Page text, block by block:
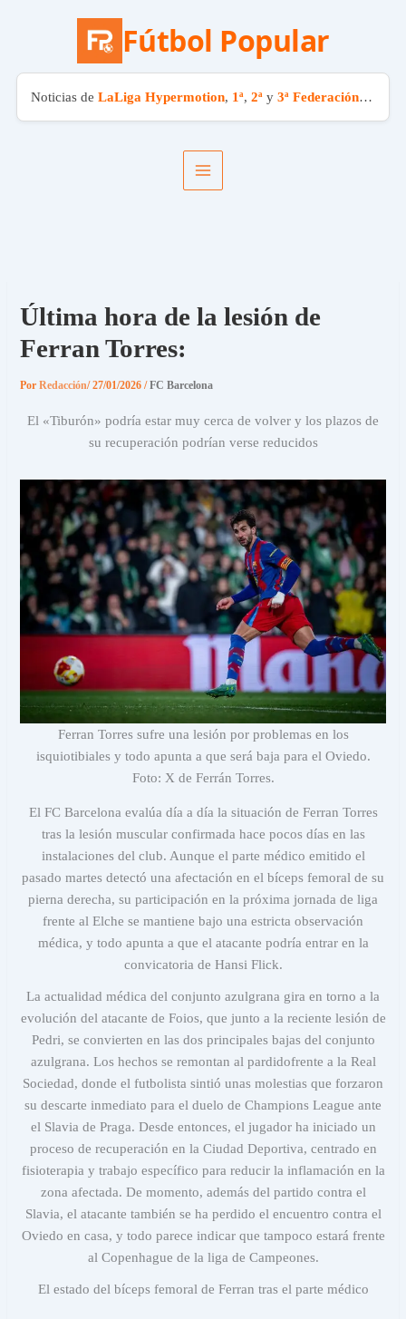
Fútbol Popular
Noticias de LaLiga Hypermotion, 1ª, 2ªy 3ª Federación. El
Ir
al
contenido
Última hora de la lesión de
Ferran Torres:
PorRedacción/27/01/2026/FC Barcelona
El «Tiburón» podría estar muy cerca de volver y los plazos de
su recuperación podrían verse reducidos
Ferran Torres sufre una lesión por problemas en los
isquiotibiales y todo apunta a que será baja para el Oviedo.
Foto: X de Ferrán Torres.
El FC Barcelona evalúa día a día la situación de Ferran Torres
tras la lesión muscular confirmada hace pocos días en las
instalaciones del club. Aunque el parte médico emitido el
pasado martes detectó una afectación en el bíceps femoral de su
pierna derecha, su participación en la próxima jornada de liga
frente al Elche se mantiene bajo una estricta observación
médica, y todo apunta a que el atacante podría entrar en la
convicatoria de Hansi Flick.
La actualidad médica del conjunto azulgrana gira en torno a la
evolución del atacante de Foios, que junto a la reciente lesión de
Pedri, se convierten en las dos principales bajas del conjunto
azulgrana. Los hechos se remontan al pardidofrente a la Real
Sociedad, donde el futbolista sintió unas molestias que forzaron
su descarte inmediato para el duelo de Champions League ante
el Slavia de Praga. Desde entonces, el jugador ha iniciado un
proceso de recuperación en la Ciudad Deportiva, centrado en
fisioterapia y trabajo específico para reducir la inflamación en la
zona afectada. De momento, además del partido contra el
Slavia, el atacante también se ha perdido el encuentro contra el
Oviedo en casa, y todo parece indicar que tampoco estará frente
al Copenhague de la liga de Campeones.
El estado del bíceps femoral de Ferran tras el parte médico